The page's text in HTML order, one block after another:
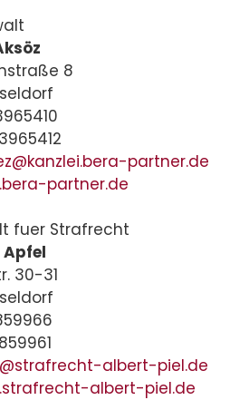
8
partner.de
partner.de
fuer Strafrecht
Apfel
30-31
albert-piel.de
albert-piel.de